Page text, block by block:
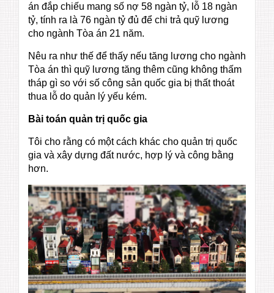
án đắp chiếu mang số nợ 58 ngàn tỷ, lỗ 18 ngàn
tỷ, tính ra là 76 ngàn tỷ đủ để chi trả quỹ lương
cho ngành Tòa án 21 năm.
Nêu ra như thế để thấy nếu tăng lương cho ngành
Tòa án thì quỹ lương tăng thêm cũng không thấm
tháp gì so với số công sản quốc gia bị thất thoát
thua lỗ do quản lý yếu kém.
Bài toán quản trị quốc gia
Tôi cho rằng có một cách khác cho quản trị quốc
gia và xây dựng đất nước, hợp lý và công bằng
hơn.